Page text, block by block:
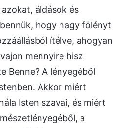
áldások és
hogy nagy fölényt
ítélve, ahogyan
mennyire hisz
Benne? A lényegéből
Akkor miért
Isten szavai, és miért
a